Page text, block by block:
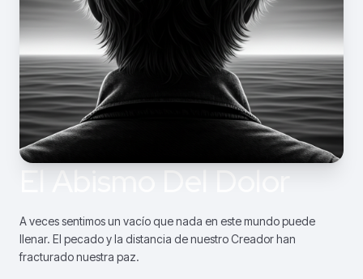
El Abismo Del Dolor
A veces sentimos un vacío que nada en este mundo puede
llenar. El pecado y la distancia de nuestro Creador han
fracturado nuestra paz.